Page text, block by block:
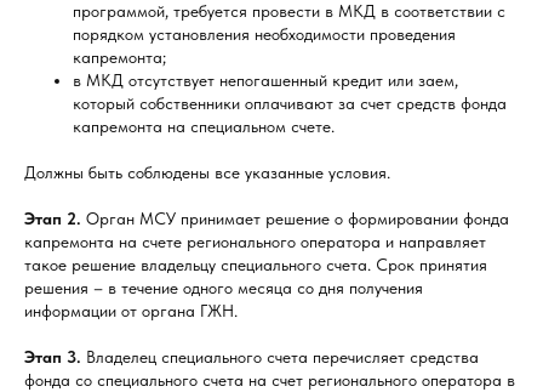
программой, требуется провести в МКД в соответствии с
порядком установления необходимости проведения
капремонта;
в МКД отсутствует непогашенный кредит или заем,
который собственники оплачивают за счет средств фонда
капремонта на специальном счете.
Должны быть соблюдены все указанные условия.
Этап 2. Орган МСУ принимает решение о формировании фонда
капремонта на счете регионального оператора и направляет
такое решение владельцу специального счета. Срок принятия
решения – в течение одного месяца со дня получения
информации от органа ГЖН.
Этап 3. Владелец специального счета перечисляет средства
фонда со специального счета на счет регионального оператора в